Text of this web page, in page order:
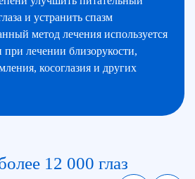
и устранить спазм
метод лечения используется
лечении близорукости,
косоглазия и других
12 000 глаз